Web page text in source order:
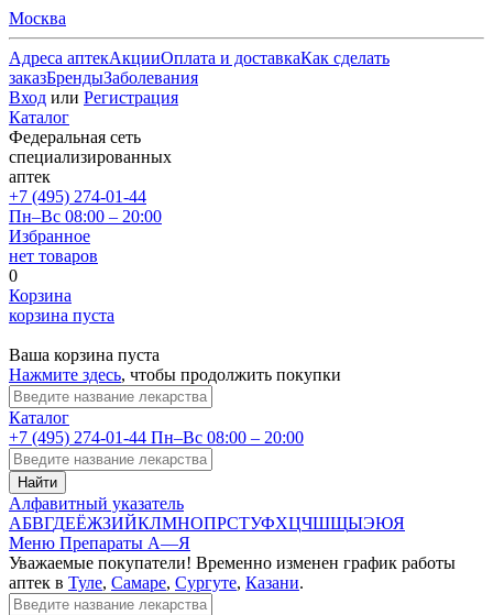
Москва
Адреса аптекАкцииОплата и доставкаКак сделать
заказБрендыЗаболевания
Вход или Регистрация
Каталог
Федеральная сеть
специализированных
аптек
+7 (495) 274-01-44
Пн–Вс 08:00 – 20:00
Избранное
нет товаров
0
Корзина
корзина пуста
Ваша корзина пуста
Нажмите здесь, чтобы продолжить покупки
Каталог
+7 (495) 274-01-44 Пн–Вс 08:00 – 20:00
Найти
Алфавитный указатель
АБВГДЕЁЖЗИЙКЛМНОПРСТУФХЦЧШЩЫЭЮЯ
Меню Препараты А—Я
Уважаемые покупатели! Временно изменен график работы
аптек в Туле, Самаре, Сургуте, Казани.